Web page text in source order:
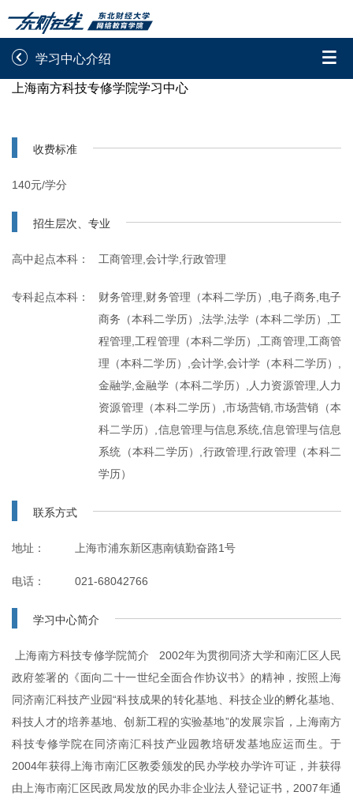

 学习中心介绍
录取通知书查询
学信网图像校对
学籍相关申请
信息确认及测试
 重置密码
上海南方科技专修学院学习中心
收费标准
140元/学分
招生层次、专业
高中起点本科： 工商管理,会计学,行政管理
专科起点本科：
财务管理,财务管理（本科二学历）,电子商务,电子
商务（本科二学历）,法学,法学（本科二学历）,工
程管理,工程管理（本科二学历）,工商管理,工商管
理（本科二学历）,会计学,会计学（本科二学历）,
金融学,金融学（本科二学历）,人力资源管理,人力
资源管理（本科二学历）,市场营销,市场营销（本
科二学历）,信息管理与信息系统,信息管理与信息
系统（本科二学历）,行政管理,行政管理（本科二
学历）
联系方式
地址： 上海市浦东新区惠南镇勤奋路1号
电话： 021-68042766
学习中心简介
上海南方科技专修学院简介 2002年为贯彻同济大学和南汇区人民
政府签署的《面向二十一世纪全面合作协议书》的精神，按照上海
同济南汇科技产业园“科技成果的转化基地、科技企业的孵化基地、
科技人才的培养基地、创新工程的实验基地”的发展宗旨，上海南方
科技专修学院在同济南汇科技产业园教培研发基地应运而生。于
2004年获得上海市南汇区教委颁发的民办学校办学许可证，并获得
由上海市南汇区民政局发放的民办非企业法人登记证书，2007年通